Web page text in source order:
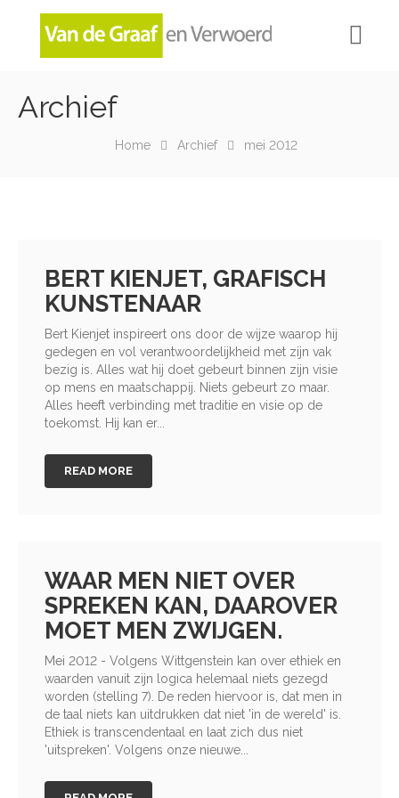
NIEUWSBRIEVEN (ARCHIEF)
Archief
Home Archief mei 2012
BERT KIENJET, GRAFISCH
KUNSTENAAR
Bert Kienjet inspireert ons door de wijze waarop hij
gedegen en vol verantwoordelijkheid met zijn vak
bezig is. Alles wat hij doet gebeurt binnen zijn visie
op mens en maatschappij. Niets gebeurt zo maar.
Alles heeft verbinding met traditie en visie op de
toekomst. Hij kan er...
READ MORE
WAAR MEN NIET OVER
SPREKEN KAN, DAAROVER
MOET MEN ZWIJGEN.
Mei 2012 - Volgens Wittgenstein kan over ethiek en
waarden vanuit zijn logica helemaal niets gezegd
worden (stelling 7). De reden hiervoor is, dat men in
de taal niets kan uitdrukken dat niet 'in de wereld' is.
Ethiek is transcendentaal en laat zich dus niet
'uitspreken'. Volgens onze nieuwe...